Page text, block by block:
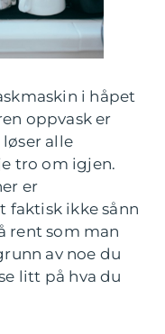
i håpet
oppvask er
alle
tro om igjen.
er
faktisk ikke sånn
rent som man
av noe du
litt på hva du